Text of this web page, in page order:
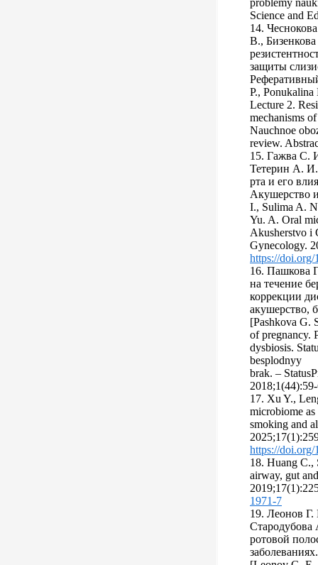
problemy
Science and
14.
В.,
защиты
P.,
Lecture 2.
mechanisms
Nauchnoe
review.
15. Гажва С.
Тетерин А.
рта и его
Акушерство
I., Sulima A.
Yu. A. Oral
Akusherstvo i
Gynecology.
https://doi.org/
16. Пашкова
на течение
коррекции
акушерство,
[Pashkova G.
of pregnancy.
dysbiosis.
besplodnyy
brak. –
17. Xu Y.,
microbiome as
smoking and
https://doi.org/
18. Huang C.,
airway, gut
1971-7
19. Леонов
ротовой